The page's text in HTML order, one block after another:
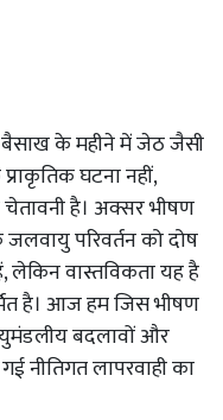
के महीने में जेठ जैसी
घटना नहीं,
है। अक्सर भीषण
परिवर्तन को दोष
लेकिन वास्तविकता यह है
है। आज हम जिस भीषण
बदलावों और
नीतिगत लापरवाही का